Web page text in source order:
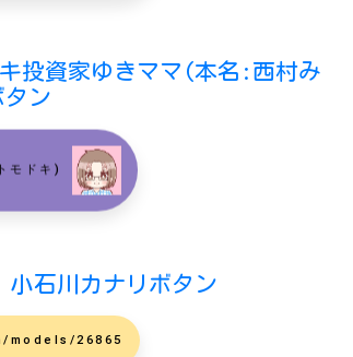
投資家ゆきママ(本名:西村み
ン
モドキ)
小石川カナリボタン
26865